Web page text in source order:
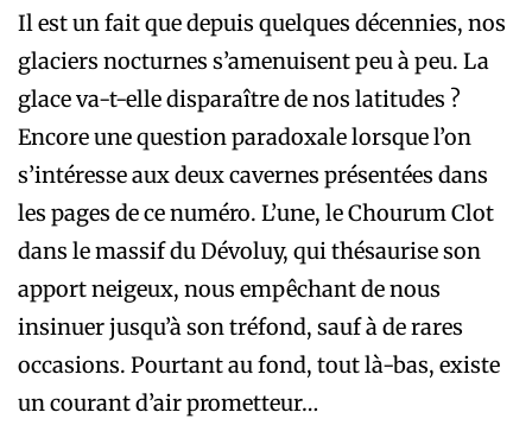
Il est un fait que depuis quelques décennies, nos
glaciers nocturnes s’amenuisent peu à peu. La
glace va-t-elle disparaître de nos latitudes ?
Encore une question paradoxale lorsque l’on
s’intéresse aux deux cavernes présentées dans
les pages de ce numéro. L’une, le Chourum Clot
dans le massif du Dévoluy, qui ­thésaurise son
apport neigeux, nous empêchant de nous
insinuer jusqu’à son tréfond, sauf à de rares
occasions. Pourtant au fond, tout là-bas, existe
un courant d’air prometteur…